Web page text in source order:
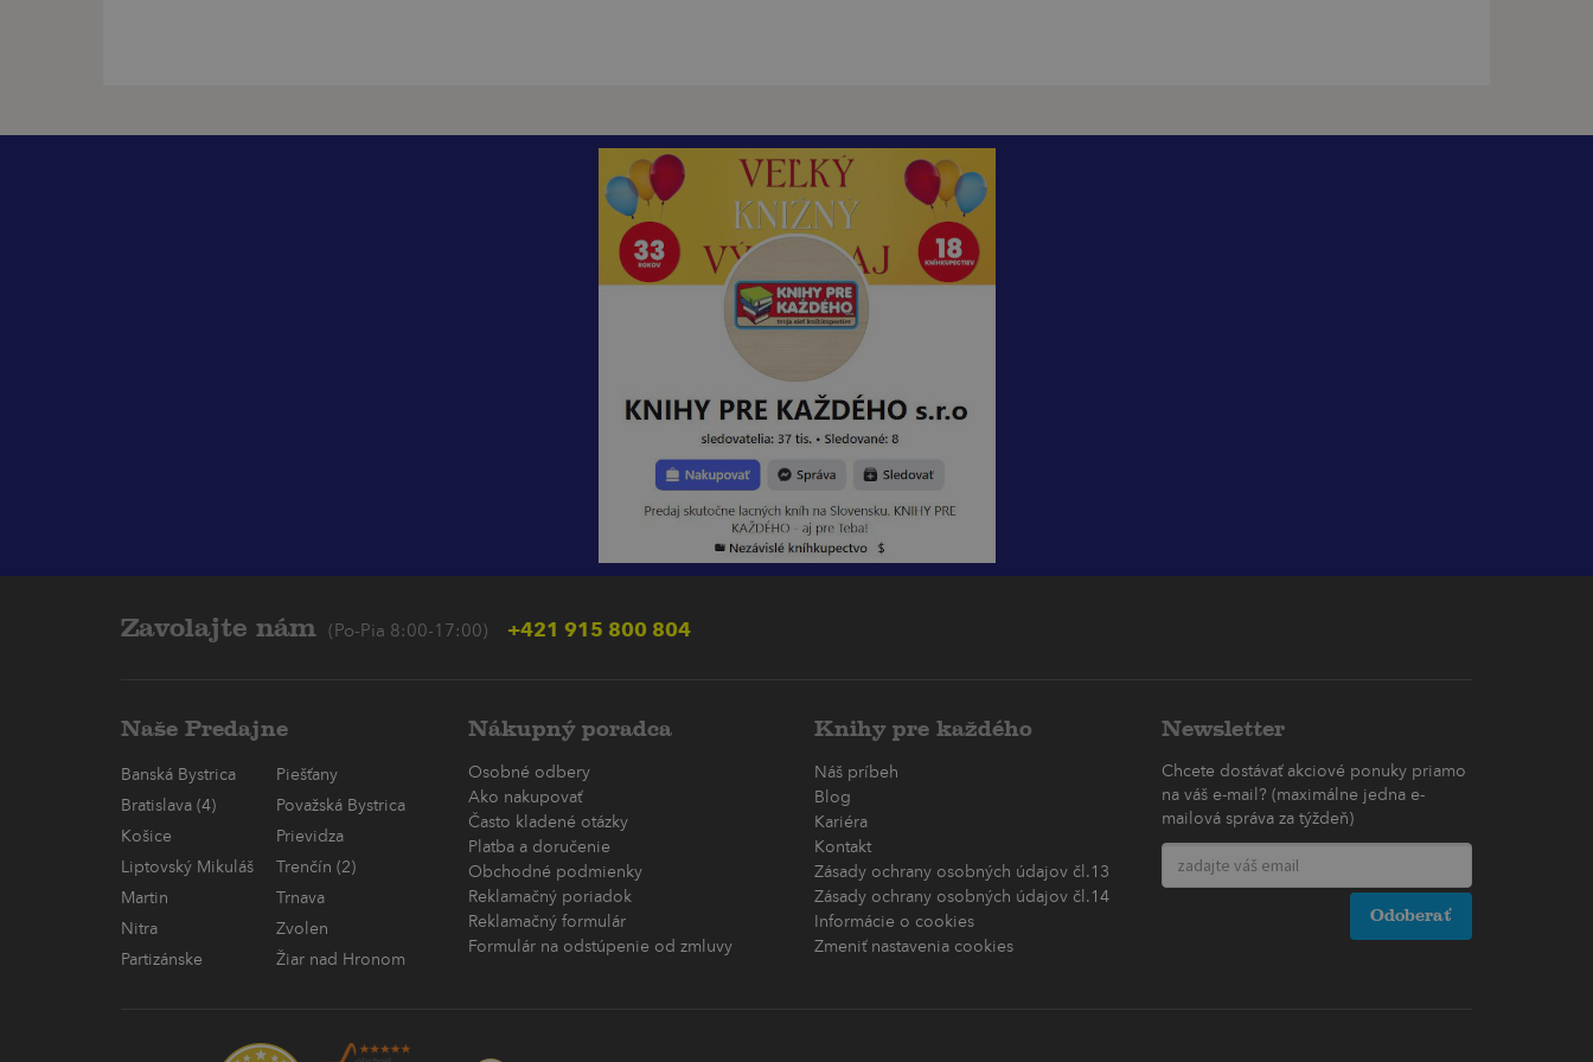
Zavolajte nám (Po-Pia 8:00-17:00) +421 915 800 804
Naše Predajne
Banská Bystrica
Piešťany
Bratislava (4)
Považská Bystrica
Košice
Prievidza
Liptovský Mikuláš
Trenčín (2)
Martin
Trnava
Nitra
Zvolen
Partizánske
Žiar nad Hronom
Nákupný poradca
Osobné odbery
Ako nakupovať
Často kladené otázky
Platba a doručenie
Obchodné podmienky
Reklamačný poriadok
Reklamačný formulár
Formulár na odstúpenie od zmluvy
Knihy pre každého
Náš príbeh
Blog
Kariéra
Kontakt
Zásady ochrany osobných údajov čl.13
Zásady ochrany osobných údajov čl.14
Informácie o cookies
Zmeniť nastavenia cookies
Newsletter
Chcete dostávať akciové ponuky priamo
na váš e-mail? (maximálne jedna e-
mailová správa za týždeň)
Odoberať